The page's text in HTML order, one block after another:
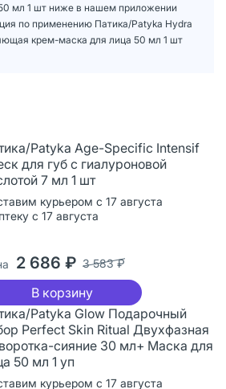
мл 1 шт ниже в нашем приложении
по применению Патика/Patyka Hydra
крем-маска для лица 50 мл 1 шт
Patyka Age-Specific Intensif
для губ с гиалуроновой
7 мл 1 шт
курьером с 17 августа
с 17 августа
2 686 ₽ 3 583 ₽
В корзину
Patyka Glow Подарочный
Perfect Skin Ritual Двухфазная
сияние 30 мл+ Маска для
50 мл 1 уп
курьером с 17 августа